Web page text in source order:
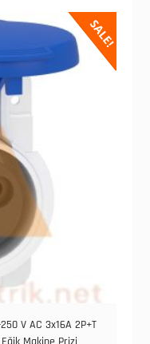
SALE!
V AC 3x16A 2P+T